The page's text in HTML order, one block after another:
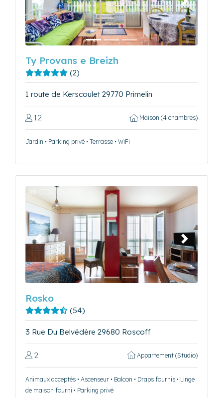
Précédent Suivant
Ty Provans e Breizh
(2)
1 route de Kerscoulet 29770 Primelin
12 Maison (4 chambres)
Jardin • Parking privé • Terrasse • WiFi
Précédent Suivant
Rosko
(54)
3 Rue Du Belvédère 29680 Roscoff
2 Appartement (Studio)
Animaux acceptés • Ascenseur • Balcon • Draps fournis • Linge
de maison fourni • Parking privé